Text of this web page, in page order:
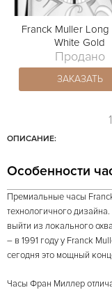
Franck Muller Long
White Gold
Продано
ЗАКАЗАТЬ
1
ОПИСАНИЕ:
Особенности
Премиальные часы
технологичного
выйти из локального
– в 1991 году у Franck
сегодня это мощный
Часы Фран Миллер